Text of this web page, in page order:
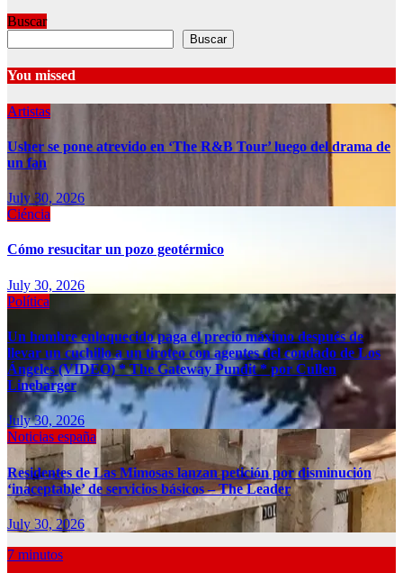
Buscar
Buscar
You missed
Artistas
Usher se pone atrevido en ‘The R&B Tour’ luego del drama de
un fan
July 30, 2026
Ciéncia
Cómo resucitar un pozo geotérmico
July 30, 2026
Política
Un hombre enloquecido paga el precio máximo después de
llevar un cuchillo a un tiroteo con agentes del condado de Los
Ángeles (VIDEO) * The Gateway Pundit * por Cullen
Linebarger
July 30, 2026
Noticias españa
Residentes de Las Mimosas lanzan petición por disminución
‘inaceptable’ de servicios básicos – The Leader
July 30, 2026
7 minutos